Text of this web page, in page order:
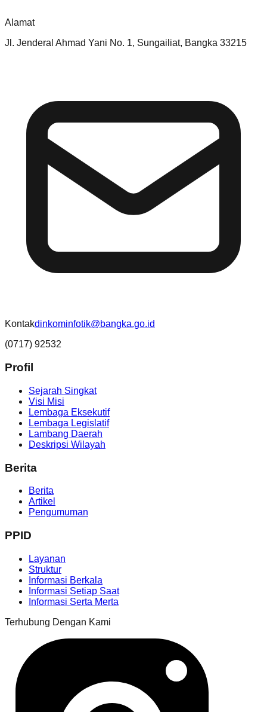
Alamat
Jl. Jenderal Ahmad Yani No. 1, Sungailiat, Bangka 33215
Kontakdinkominfotik@bangka.go.id
(0717) 92532
Profil
Sejarah Singkat
Visi Misi
Lembaga Eksekutif
Lembaga Legislatif
Lambang Daerah
Deskripsi Wilayah
Berita
Berita
Artikel
Pengumuman
PPID
Layanan
Struktur
Informasi Berkala
Informasi Setiap Saat
Informasi Serta Merta
Terhubung Dengan Kami